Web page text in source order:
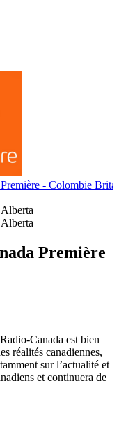
- Colombie
Première
Canada est bien
réalités canadiennes,
sur l’actualité et
et continuera de